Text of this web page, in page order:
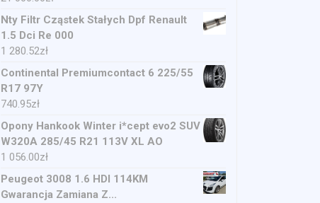
Nty Filtr Cząstek Stałych Dpf Renault
1.5 Dci Re 000
1 280.52zł
Continental Premiumcontact 6 225/55
R17 97Y
740.95zł
Opony Hankook Winter i*cept evo2 SUV
W320A 285/45 R21 113V XL AO
1 056.00zł
Peugeot 3008 1.6 HDI 114KM
Gwarancja Zamiana Z...